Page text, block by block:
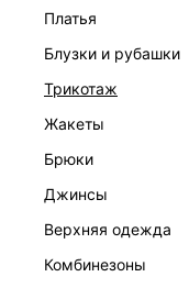
платья
блузки и рубашки
трикотаж
жакеты
брюки
джинсы
верхняя одежда
комбинезоны